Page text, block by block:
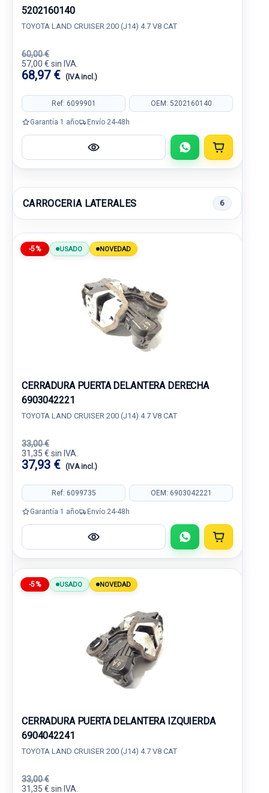
5202160140
TOYOTA LAND CRUISER 200 (J14) 4.7 V8 CAT
60,00 €
57,00 € sin IVA.
68,97 € (IVA incl.)
Ref: 6099901 OEM: 5202160140
Garantía 1 año Envío 24-48h
CARROCERIA LATERALES 6
-5% USADO NOVEDAD
CERRADURA PUERTA DELANTERA DERECHA
6903042221
TOYOTA LAND CRUISER 200 (J14) 4.7 V8 CAT
33,00 €
31,35 € sin IVA.
37,93 € (IVA incl.)
Ref: 6099735 OEM: 6903042221
Garantía 1 año Envío 24-48h
-5% USADO NOVEDAD
CERRADURA PUERTA DELANTERA IZQUIERDA
6904042241
TOYOTA LAND CRUISER 200 (J14) 4.7 V8 CAT
33,00 €
31,35 € sin IVA.